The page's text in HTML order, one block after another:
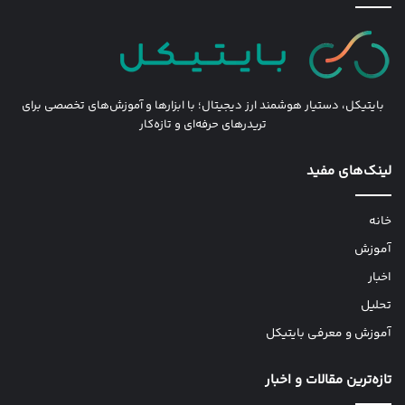
بایتیکل، دستیار هوشمند ارز دیجیتال؛ با ابزارها و آموزش‌های تخصصی برای
تریدرهای حرفه‌ای و تازه‌کار
لینک‌های مفید
خانه
آموزش
اخبار
تحلیل
آموزش و معرفی بایتیکل
تازه‌ترین مقالات و اخبار